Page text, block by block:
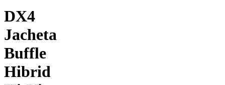
DX4
Jacheta
Buffle
Hibrid